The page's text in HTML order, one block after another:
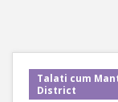
Talati cum
District